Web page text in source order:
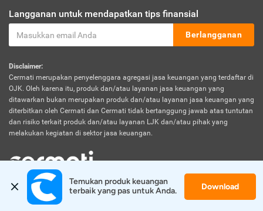
Langganan untuk mendapatkan tips finansial
Berlangganan
Disclaimer:
Cermati merupakan penyelenggara agregasi jasa keuangan yang terdaftar di
OJK. Oleh karena itu, produk dan/atau layanan jasa keuangan yang
ditawarkan bukan merupakan produk dan/atau layanan jasa keuangan yang
diterbitkan oleh Cermati dan Cermati tidak bertanggung jawab atas tuntutan
dan risiko terkait produk dan/atau layanan LJK dan/atau pihak yang
melakukan kegiatan di sektor jasa keuangan.
© 2026 Cermati. All Rights Reserved.
Temukan produk keuangan
terbaik yang pas untuk Anda.
Download